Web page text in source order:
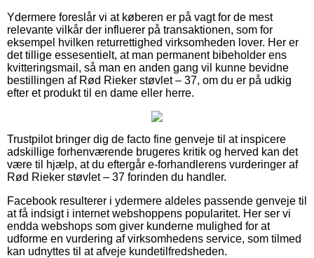
Ydermere foreslår vi at køberen er på vagt for de mest
relevante vilkår der influerer på transaktionen, som for
eksempel hvilken returrettighed virksomheden lover. Her er
det tillige essesentielt, at man permanent bibeholder ens
kvitteringsmail, så man en anden gang vil kunne bevidne
bestillingen af Rød Rieker støvlet – 37, om du er på udkig
efter et produkt til en dame eller herre.
Trustpilot bringer dig de facto fine genveje til at inspicere
adskillige forhenværende brugeres kritik og herved kan det
være til hjælp, at du eftergår e-forhandlerens vurderinger af
Rød Rieker støvlet – 37 forinden du handler.
Facebook resulterer i ydermere aldeles passende genveje til
at få indsigt i internet webshoppens popularitet. Her ser vi
endda webshops som giver kunderne mulighed for at
udforme en vurdering af virksomhedens service, som tilmed
kan udnyttes til at afveje kundetilfredsheden.